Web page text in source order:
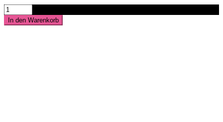
2025
MÜLLER-
THURGAU
In den Warenkorb